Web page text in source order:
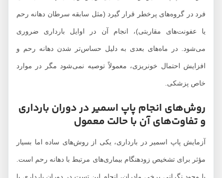
فرد در گروه‌های پرخطر قرار گیرد (مثل سابقه سرطان دهانه رحم
یا عفونت‌های مقاربتی)، انجام آن در اوایل بارداری ضروری
می‌شود. در ماه‌های بعدی به دلیل حساس‌تر شدن دهانه رحم و
افزایش احتمال خونریزی، معمولاً توصیه نمی‌شود مگر در موارد
خاص پزشکی.
روش‌های انجام پاپ اسمیر در دوران بارداری
و تفاوت‌های آن با حالت معمول
آزمایش پاپ اسمیر در بارداری، یکی از روش‌های ساده اما بسیار
مؤثر برای تشخیص زودهنگام بیماری‌های مرتبط با دهانه رحم است.